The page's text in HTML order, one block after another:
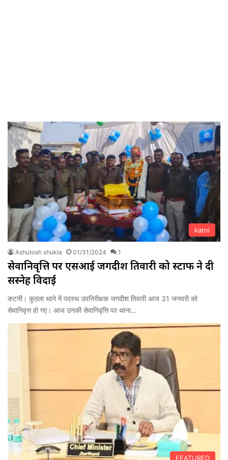
katni
Ashutosh shukla 01/31/2024 1
सेवानिवृत्ति पर एसआई जगदीश तिवारी को स्टाफ ने दी
सस्नेह विदाई
कटनी। कुठला थाने में पदस्थ उपनिरीक्षक जगदीश तिवारी आज 31 जनवरी को
सेवानिवृत्त हो गए। आज उनकी सेवानिवृत्ति पर थाना…
FEATURED